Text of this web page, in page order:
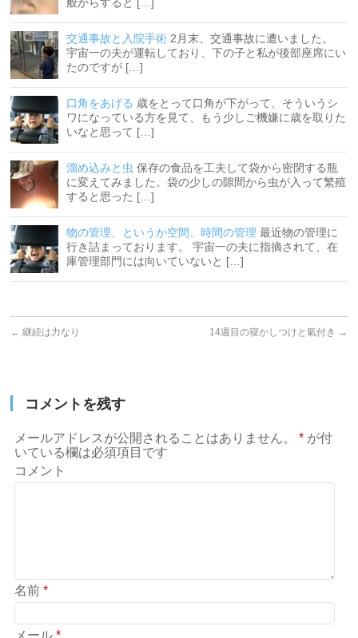
般からすると […]
交通事故と入院手術 2月末、交通事故に遭いました。
宇宙一の夫が運転しており、下の子と私が後部座席にい
たのですが […]
口角をあげる 歳をとって口角が下がって、そういうシ
ワになっている方を見て、もう少しご機嫌に歳を取りた
いなと思って […]
溜め込みと虫 保存の食品を工夫して袋から密閉する瓶
に変えてみました。袋の少しの隙間から虫が入って繁殖
すると思った […]
物の管理、というか空間、時間の管理 最近物の管理に
行き詰まっております。 宇宙一の夫に指摘されて、在
庫管理部門には向いていないと […]
← 継続は力なり 14週目の寝かしつけと氣付き →
コメントを残す
メールアドレスが公開されることはありません。 * が付
いている欄は必須項目です
コメント
名前*